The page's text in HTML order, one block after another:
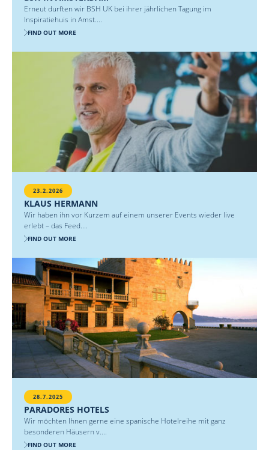
Erneut durften wir BSH UK bei ihrer jährlichen Tagung im
Inspiratiehuis in Amst....
FIND OUT MORE
23.2.2026
KLAUS HERMANN
Wir haben ihn vor Kurzem auf einem unserer Events wieder live
erlebt – das Feed....
FIND OUT MORE
28.7.2025
PARADORES HOTELS
Wir möchten Ihnen gerne eine spanische Hotelreihe mit ganz
besonderen Häusern v....
FIND OUT MORE